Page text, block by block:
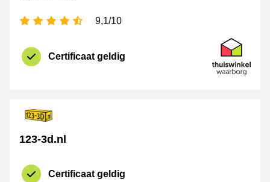
4,5 sterren
9,1/10
Certificaat geldig
certificaat
Thuiswinkel
123-3d.nl
Certificaat geldig